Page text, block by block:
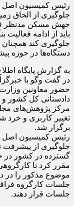
رئیس کمیسیون اصل
جلوگیری از الحاق
جهش مسکن مدنظر
باید از ادامه
جلوگیری کند همچنان
دستگاه‌ها در حوزه
به گزارش پایگاه
در گفت وگو با
حضور معاونین
دادستانی کل کشور و
مرکز پژوهش‌های
تغییر کاربری و خرد
برگزار شد.
رئیس کمیسیون اصل
جلوگیری از پیشرفت
گسترده در کشور در
مقرر کرد تا
موضوع مذکور را در
جلسات کارگروه
جلسات قرار دهند.